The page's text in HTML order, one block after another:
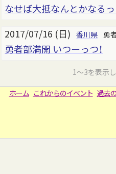
なせば大抵なんとかなるっ
2017/07/16 (日) 香川県 勇
勇者部満開 いつーっつ！
1～3を表示
ホーム これからのイベント 過去